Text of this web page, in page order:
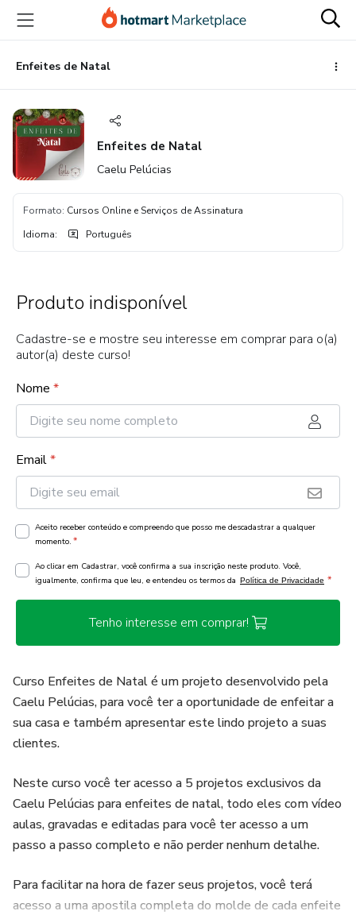
para
conteúdo
principal
para
pagamento
para
rodapé
Enfeites de Natal
Enfeites de Natal
Caelu Pelúcias
Formato: Cursos Online e Serviços de Assinatura
Idioma: Português
Produto indisponível
Cadastre-se e mostre seu interesse em comprar para o(a)
autor(a) deste curso!
Nome *
Email*
Aceito receber conteúdo e compreendo que posso me descadastrar a qualquer
momento. *
Ao clicar em Cadastrar, você confirma a sua inscrição neste produto. Você,
igualmente, confirma que leu, e entendeu os termos da Política de Privacidade *
Tenho interesse em comprar!
Curso Enfeites de Natal é um projeto desenvolvido pela
Caelu Pelúcias, para você ter a oportunidade de enfeitar a
sua casa e também apresentar este lindo projeto a suas
clientes.
Neste curso você ter acesso a 5 projetos exclusivos da
Caelu Pelúcias para enfeites de natal, todo eles com vídeo
aulas, gravadas e editadas para você ter acesso a um
passo a passo completo e não perder nenhum detalhe.
Para facilitar na hora de fazer seus projetos, você terá
acesso a uma apostila completa do molde de cada enfeite